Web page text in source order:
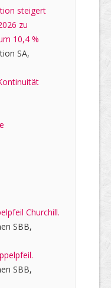
steigert
zu
10,4 %
SA,
Churchill.
SBB,
SBB,